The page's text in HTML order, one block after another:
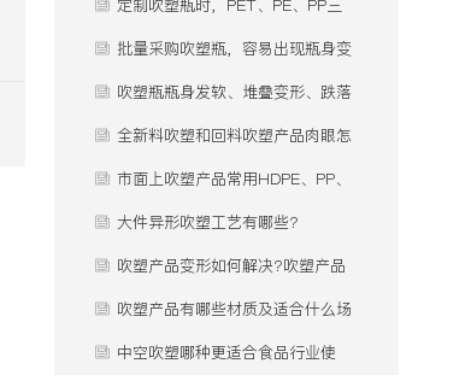
定制吹塑瓶时，PET、PE、PP三
种常用材质怎么选？不同材质分别
适合什么产品灌装，有哪些优缺
点？
批量采购吹塑瓶，容易出现瓶身变
形、瓶口渗漏、瓶体发白、内部气
泡等问题，这些问题是什么原因导
致的，如何提前规避？
吹塑瓶瓶身发软、堆叠变形、跌落
开裂是什么原因？怎么规避？
全新料吹塑和回料吹塑产品肉眼怎
么区分？差价为什么这么大？
市面上吹塑产品常用HDPE、PP、
PET三种材质，实际使用该怎么
选？有什么核心差异？市面上吹塑
产品常用HDPE、PP、PET三种材
质，实际使用该怎么选？有什么核
大件异形吹塑工艺有哪些?
吹塑产品变形如何解决?吹塑产品
变形如何解决?
吹塑产品有哪些材质及适合什么场
合使用？
中空吹塑哪种更适合食品行业使